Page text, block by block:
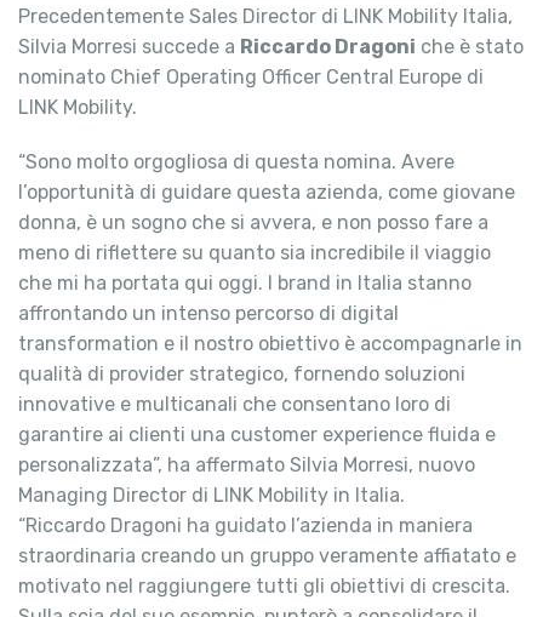
Precedentemente Sales Director di LINK Mobility Italia,
Silvia Morresi succede a Riccardo Dragoni che è stato
nominato Chief Operating Officer Central Europe di
LINK Mobility.
“Sono molto orgogliosa di questa nomina. Avere
l’opportunità di guidare questa azienda, come giovane
donna, è un sogno che si avvera, e non posso fare a
meno di riflettere su quanto sia incredibile il viaggio
che mi ha portata qui oggi. I brand in Italia stanno
affrontando un intenso percorso di digital
transformation e il nostro obiettivo è accompagnarle in
qualità di provider strategico, fornendo soluzioni
innovative e multicanali che consentano loro di
garantire ai clienti una customer experience fluida e
personalizzata”, ha affermato Silvia Morresi, nuovo
Managing Director di LINK Mobility in Italia.
“Riccardo Dragoni ha guidato l’azienda in maniera
straordinaria creando un gruppo veramente affiatato e
motivato nel raggiungere tutti gli obiettivi di crescita.